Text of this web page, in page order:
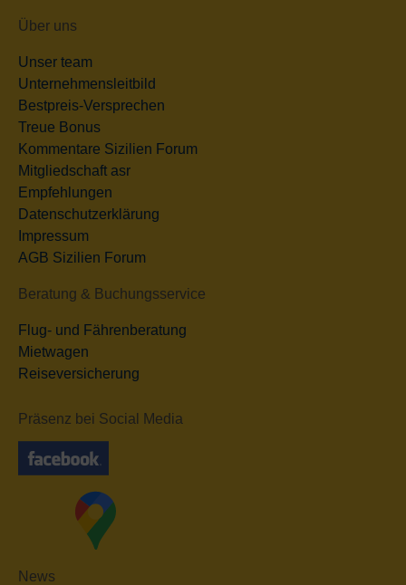
Über uns
Unser team
Unternehmensleitbild
Bestpreis-Versprechen
Treue Bonus
Kommentare Sizilien Forum
Mitgliedschaft asr
Empfehlungen
Datenschutzerklärung
Impressum
AGB Sizilien Forum
Beratung & Buchungsservice
Flug- und Fährenberatung
Mietwagen
Reiseversicherung
Präsenz bei Social Media
News